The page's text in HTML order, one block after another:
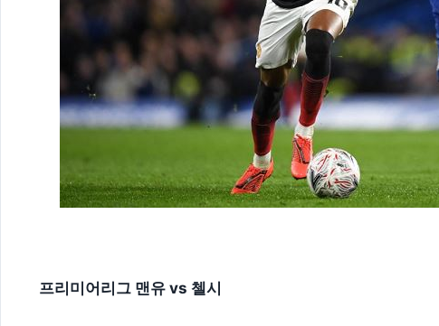
프리미어리그 맨유 vs 첼시